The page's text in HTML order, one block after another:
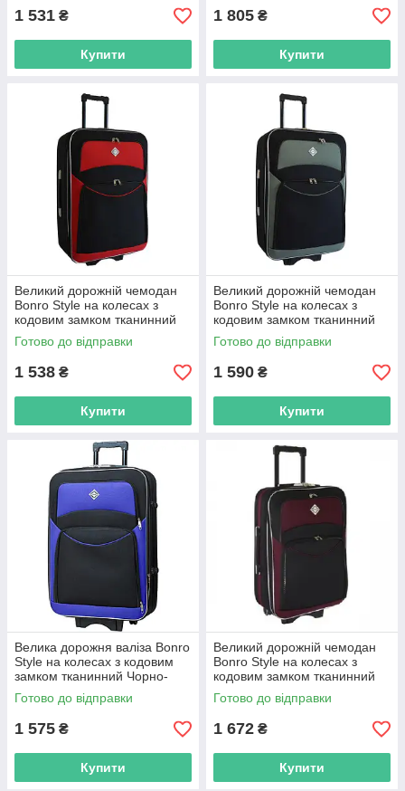
1 531 ₴
Купити
1 805 ₴
Купити
Великий дорожній чемодан
Bonro Style на колесах з
кодовим замком тканинний
Чорно-червоний
(текстильний) R_0538
Готово до відправки
1 538 ₴
Купити
Великий дорожній чемодан
Bonro Style на колесах з
кодовим замком тканинний
Чорно-сірий (текстильний)
R_0538
Готово до відправки
1 590 ₴
Купити
Велика дорожня валіза Bonro
Style на колесах з кодовим
замком тканинний Чорно-
темно-синій текстильний
R_0538
Готово до відправки
1 575 ₴
Купити
Великий дорожній чемодан
Bonro Style на колесах з
кодовим замком тканинний
Чорно-вишневий
(текстильний) R_0538
Готово до відправки
1 672 ₴
Купити